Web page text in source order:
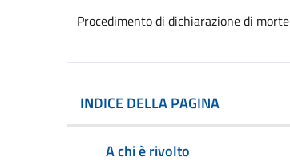
Procedimento di dichiarazione di morte
INDICE DELLA PAGINA
A chi è rivolto